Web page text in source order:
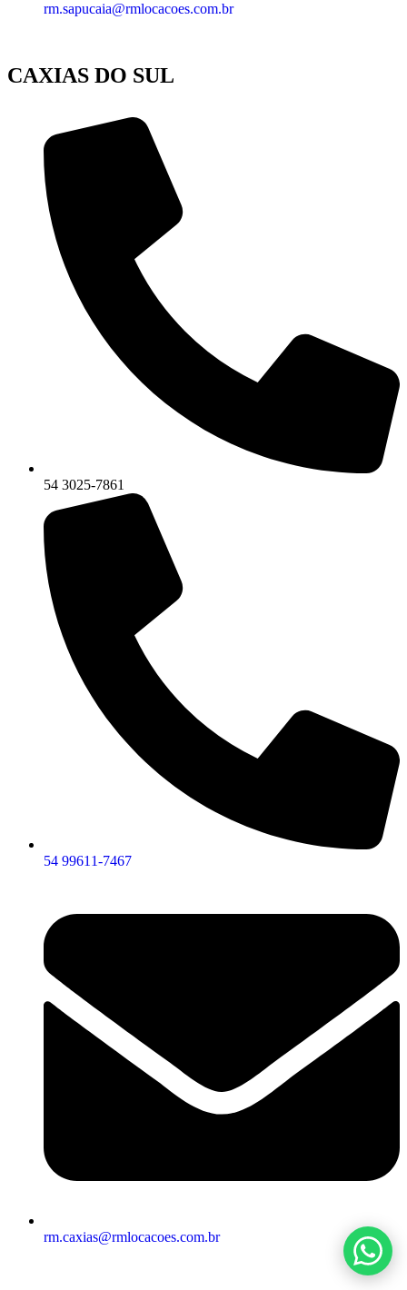
rm.sapucaia@rmlocacoes.com.br
CAXIAS DO SUL
54 3025-7861
54 99611-7467
rm.caxias@rmlocacoes.com.br